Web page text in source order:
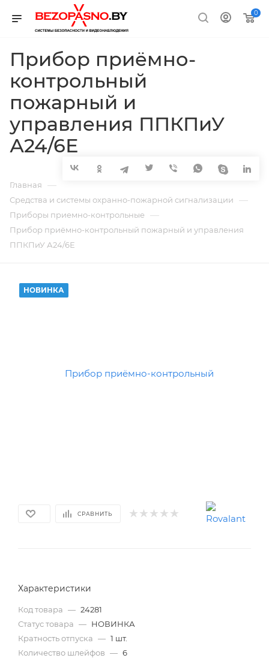
0
Прибор приёмно-
контрольный
пожарный и
управления ППКПиУ
А24/6Е
Главная —
Средства и системы охранно-пожарной сигнализации —
Приборы приемно-контрольные —
Прибор приёмно-контрольный пожарный и управления
ППКПиУ А24/6Е
НОВИНКА
СРАВНИТЬ
Характеристики
Код товара — 24281
Статус товара — НОВИНКА
Кратность отпуска — 1 шт.
Количество шлейфов — 6